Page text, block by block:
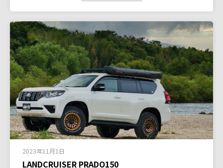
2023年11月1日
LANDCRUISER PRADO150